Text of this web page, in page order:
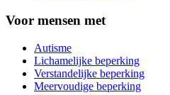
Voor mensen met
Autisme
Lichamelijke beperking
Verstandelijke beperking
Meervoudige beperking